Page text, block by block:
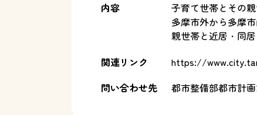
内容
子育て世帯とその
多摩市外から多摩
親世帯と近居・同
関連リンク
https://
問い合わせ先
都市整備部都市計